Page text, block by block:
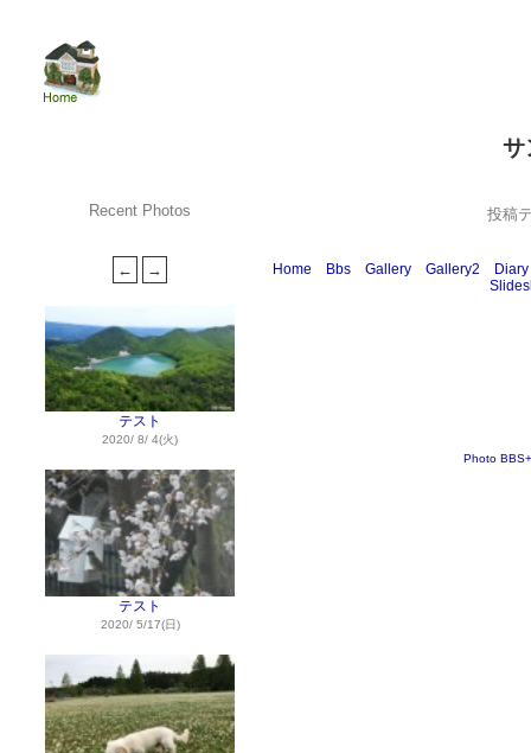
サ
Recent Photos
テスト
2020/ 8/ 4(火)
テスト
2020/ 5/17(日)
投稿
Home Bbs Gallery Gallery2
Diary
Photo BBS+